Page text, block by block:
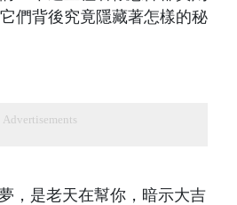
們背後究竟隱藏著怎樣的秘
Advertisements